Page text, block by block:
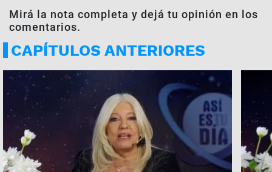
Mirá la nota completa y dejá tu opinión en los
comentarios.
CAPÍTULOS ANTERIORES